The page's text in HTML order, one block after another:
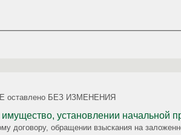
оставлено БЕЗ ИЗМЕНЕНИЯ
договору, обращении взыскания на заложенное имущество,
имущество, установлении начальной